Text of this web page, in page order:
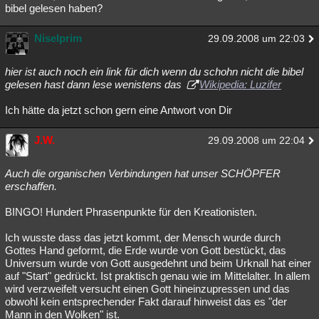
bibel gelesen haben?
Niselprim 29.09.2008 um 22:03
hier ist auch noch ein link für dich wenn du schohn nicht die bibel
gelesen hast dann lese wenistens das
Wikipedia: Luzifer
Ich hätte da jetzt schon gern eine Antwort von Dir
J.W. 29.09.2008 um 22:04
Auch die organischen Verbindungen hat unser SCHÖPFER
erschaffen.
BINGO! Hundert Phrasenpunkte für den Kreationisten.
Ich wusste dass das jetzt kommt, der Mensch wurde durch
Gottes Hand geformt, die Erde wurde von Gott bestückt, das
Universum wurde von Gott ausgedehnt und beim Urknall hat einer
auf "Start" gedrückt. Ist praktisch genau wie im Mittelalter. In allem
wird verzweifelt versucht einen Gott hineinzupressen und das
obwohl kein entsprechender Fakt darauf hinweist das es "der
Mann in den Wolken" ist.